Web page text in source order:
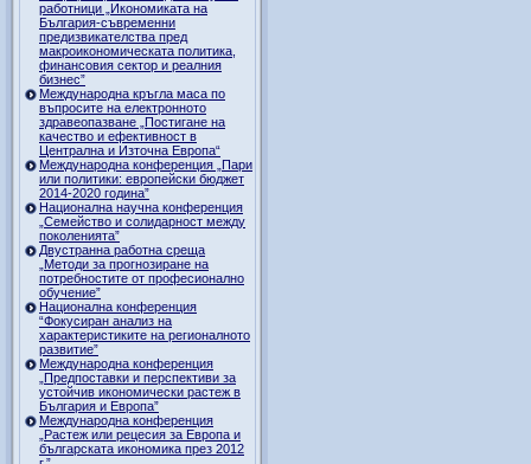
работници „Икономиката на
България-съвременни
предизвикателства пред
макроикономическата политика,
финансовия сектор и реалния
бизнес”
Международна кръгла маса по
въпросите на електронното
здравеопазване „Постигане на
качество и ефективност в
Централна и Източна Европа“
Международна конференция „Пари
или политики: европейски бюджет
2014-2020 година”
Национална научна конференция
„Семейство и солидарност между
поколенията”
Двустранна работна среща
„Методи за прогнозиране на
потребностите от професионално
обучение”
Национална конференция
“Фокусиран анализ на
характеристиките на регионалното
развитие”
Международна конференция
„Предпоставки и перспективи за
устойчив икономически растеж в
България и Европа”
Международна конференция
„Растеж или рецесия за Европа и
българската икономика през 2012